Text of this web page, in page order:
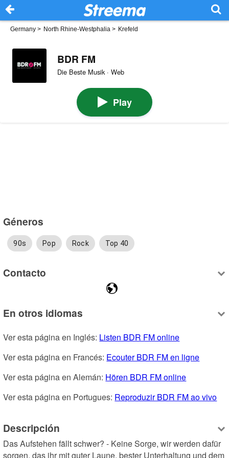
Germany > North Rhine-Westphalia > Krefeld
BDR FM
Die Beste Musik · Web
Play
Géneros
90s Pop Rock Top 40
Contacto
En otros idiomas
Ver esta página en Inglés: Listen BDR FM online
Ver esta página en Francés: Ecouter BDR FM en ligne
Ver esta página en Alemán: Hören BDR FM online
Ver esta página en Portugues: Reproduzir BDR FM ao vivo
Descripción
Das Aufstehen fällt schwer? - Keine Sorge, wir werden dafür
sorgen, das ihr mit guter Laune, bester Unterhaltung und dem